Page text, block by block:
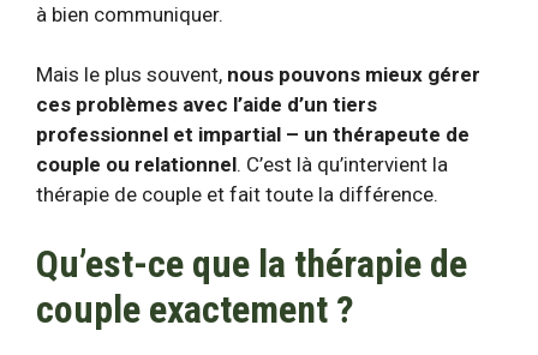
à bien communiquer.
Mais le plus souvent, nous pouvons mieux gérer
ces problèmes avec l’aide d’un tiers
professionnel et impartial – un thérapeute de
couple ou relationnel. C’est là qu’intervient la
thérapie de couple et fait toute la différence.
Qu’est-ce que la thérapie de
couple exactement ?